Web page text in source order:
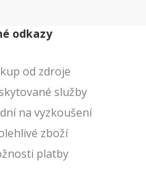
odkazy
od zdroje
služby
na vyzkoušení
zboží
platby